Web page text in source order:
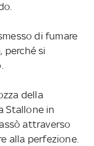
di fumare
perché si
della
Stallone in
attraverso
alla perfezione.